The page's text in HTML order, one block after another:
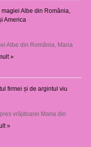
Albe din România,
America
Albe din România, Maria
»
firmei și de argintul viu
vrăjitoarei Maria din
»